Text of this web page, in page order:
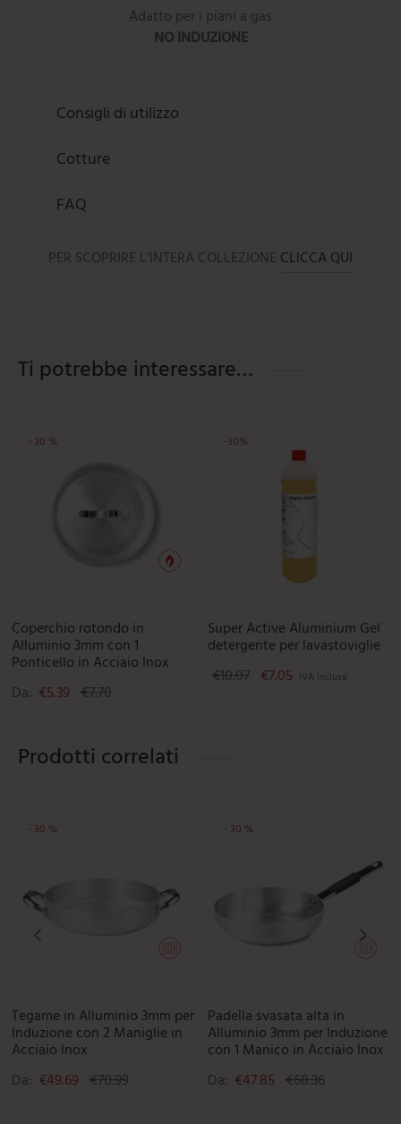
Adatto per i piani a gas
NO INDUZIONE
Consigli di utilizzo
Cotture
FAQ
PER SCOPRIRE L’INTERA COLLEZIONE CLICCA QUI
Ti potrebbe interessare…
- 30 % Questo prodotto ha più varianti.
Coperchio rotondo in
Alluminio 3mm con 1
Ponticello in Acciaio Inox
Da: €5.39 €7.70
-30%
Super Active Aluminium Gel
detergente per lavastoviglie
€10.07 Il prezzo originale era:
€7.05 Il prezzo attuale
IVA Inclusa
Prodotti correlati
possono essere scelte nella pagina del prodotto
prodotto ha più varianti. Le opzioni possono essere
- 30 % Questo prodotto ha più varianti.
Tegame in Alluminio 3mm per
Induzione con 2 Maniglie in
Acciaio Inox
Da: €49.69 €70.99
- 30 %
Padella svasata alta in
Alluminio 3mm per Induzione
con 1 Manico in Acciaio Inox
Da: €47.85 €68.36